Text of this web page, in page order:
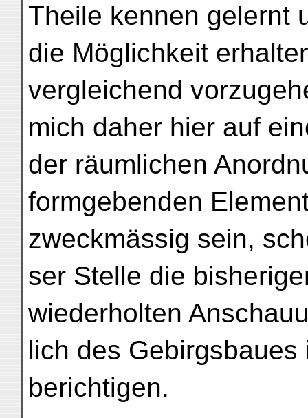
Theile kennen gelernt
die Möglichkeit
vergleichend
mich daher hier auf
der räumlichen
formgebenden
zweckmässig sein,
ser Stelle die
wiederholten
lich des
berichtigen.